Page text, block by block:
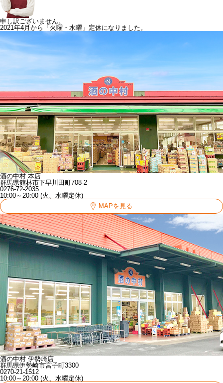
申し訳ございません。
2021年4月から「火曜・水曜」定休になりました。
酒の中村 本店
群馬県館林市下早川田町708-2
0276-72-2035
10:00～20:00 (火、水曜定休)
MAPを見る
酒の中村 伊勢崎店
群馬県伊勢崎市宮子町3300
0270-21-1512
10:00～20:00 (火、水曜定休)